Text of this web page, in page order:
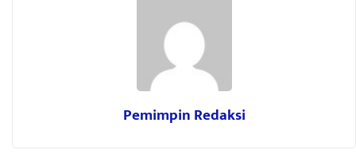
Pemimpin Redaksi